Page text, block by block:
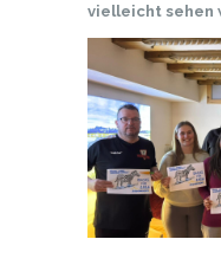
vielleicht sehen